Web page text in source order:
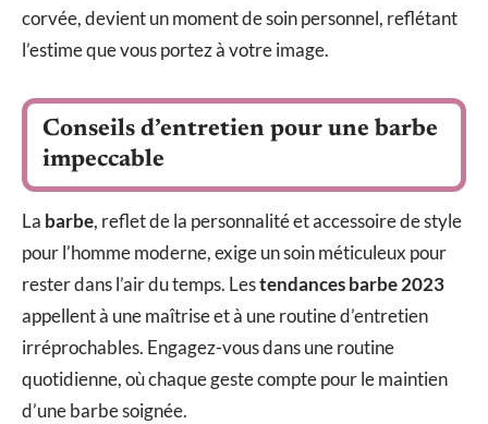
corvée, devient un moment de soin personnel, reflétant
l’estime que vous portez à votre image.
Conseils d’entretien pour une barbe
impeccable
La barbe, reflet de la personnalité et accessoire de style
pour l’homme moderne, exige un soin méticuleux pour
rester dans l’air du temps. Lestendances barbe 2023
appellent à une maîtrise et à une routine d’entretien
irréprochables. Engagez-vous dans une routine
quotidienne, où chaque geste compte pour le maintien
d’une barbe soignée.